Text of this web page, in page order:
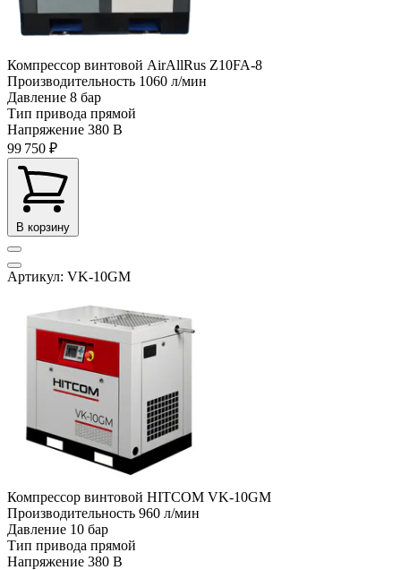
Компрессор винтовой AirAllRus Z10FA-8
Производительность 1060 л/мин
Давление 8 бар
Тип привода прямой
Напряжение 380 В
99 750 ₽
В корзину
Артикул: VK-10GM
Компрессор винтовой HITCOM VK-10GM
Производительность 960 л/мин
Давление 10 бар
Тип привода прямой
Напряжение 380 В